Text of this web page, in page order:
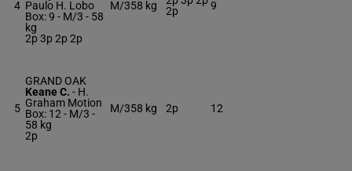
4 Paulo H. Lobo
Box: 9 - M/3 - 58
kg
2p 3p 2p 2p
M/358 kg
2p
9
5
GRAND OAK
Keane C. - H.
Graham Motion
Box: 12 - M/3 -
58 kg
2p
M/358 kg 2p 12